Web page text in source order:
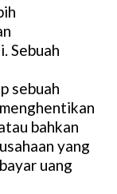
Sebuah
sebuah
bahkan
yang
uang